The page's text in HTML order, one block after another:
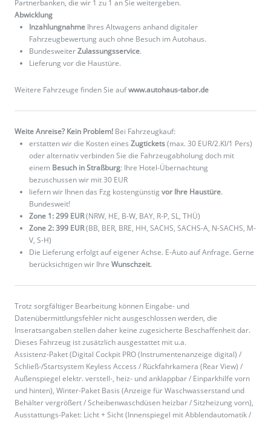
Partnerbanken, die wir 1 zu 1 an Sie weitergeben.
Abwicklung
Inzahlungnahme Ihres Altwagens anhand digitaler
Fahrzeugbewertung auch ohne Besuch im Autohaus.
BundesweiterZulassungsservice.
Lieferung vor die Haustüre.
Weitere Fahrzeuge finden Sie aufwww.autohaus-tabor.de
Weite Anreise? Kein Problem! Bei Fahrzeugkauf:
erstatten wir die Kosten eines Zugtickets(max. 30 EUR/2.Kl/1 Pers)
oder alternativ verbinden Sie die Fahrzeugabholung doch mit
einem Besuch in Straßburg: Ihre Hotel-Übernachtung
bezuschussen wir mit 30 EUR
liefern wir Ihnen das Fzg kostengünstig vor Ihre Haustüre.
Bundesweit!
Zone 1: 299 EUR(NRW, HE, B-W, BAY, R-P, SL, THÜ)
Zone 2: 399 EUR(BB, BER, BRE, HH, SACHS, SACHS-A, N-SACHS, M-
V, S-H)
Die Lieferung erfolgt auf eigener Achse. E-Auto auf Anfrage. Gerne
berücksichtigen wir Ihre Wunschzeit.
Trotz sorgfältiger Bearbeitung können Eingabe- und
Datenübermittlungsfehler nicht ausgeschlossen werden, die
Inseratsangaben stellen daher keine zugesicherte Beschaffenheit dar.
Dieses Fahrzeug ist zusätzlich ausgestattet mit u.a.
Assistenz-Paket (Digital Cockpit PRO (Instrumentenanzeige digital) /
Schließ-/Startsystem Keyless Access / Rückfahrkamera (Rear View) /
Außenspiegel elektr. verstell-, heiz- und anklappbar / Einparkhilfe vorn
und hinten), Winter-Paket Basis (Anzeige für Waschwasserstand und
Behälter vergrößert / Scheibenwaschdüsen heizbar / Sitzheizung vorn),
Ausstattungs-Paket: Licht + Sicht (Innenspiegel mit Abblendautomatik /